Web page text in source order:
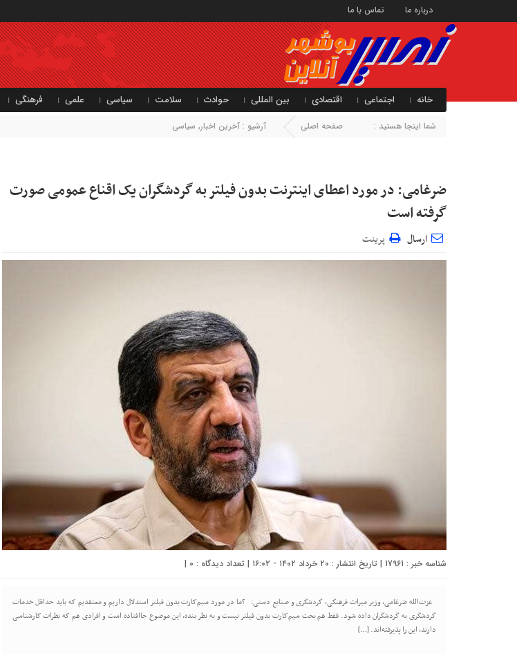
درباره ما تماس با ما
خانه اجتماعی اقتصادی بین المللی حوادث سلامت سیاسی علمی فرهنگی
شما اینجا هستید : صفحه اصلی آرشیو : آخرین اخبار, سیاسی
ضرغامی: در مورد اعطای اینترنت بدون فیلتر به گردشگران یک اقناع عمومی صورت
گرفته است
ارسال پرینت
شناسه خبر : 17961 | تاریخ انتشار : ۲۰ خرداد ۱۴۰۲ - ۱۶:۰۲ | تعداد دیدگاه : 0
|
عزت‌الله ضرغامی، وزیر میراث فرهنگی، گردشگری و صنایع دستی: ?ما در مورد سیم‌کارت بدون فیلتر استدلال داریم و معتقدیم که باید حداقل خدمات
گردشگری به گردشگران داده شود. فقط هم بحث سیم‌کارت بدون فیلتر نیست و به نظر بنده، این موضوع جاافتاده است و افرادی هم که نظرات کارشناسی
دارند، این را پذیرفته‌اند. […]